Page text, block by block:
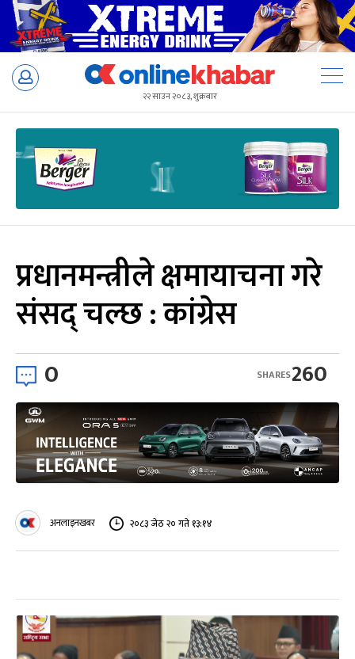
Skip
२२ साउन २०८३, शुक्रबार
प्रधानमन्त्रीले क्षमायाचना गरे
संसद् चल्छ : कांग्रेस
0 260
SHARES
अनलाइनखबर २०८३ जेठ २० गते १३:१४